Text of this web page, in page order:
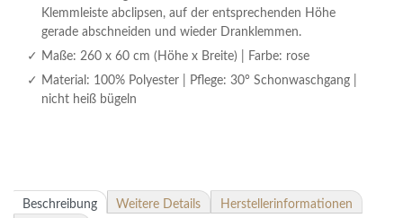
Klemmleiste abclipsen, auf der entsprechenden Höhe
gerade abschneiden und wieder Dranklemmen.
Maße: 260 x 60 cm (Höhe x Breite) | Farbe: rose
Material: 100% Polyester | Pflege: 30° Schonwaschgang |
nicht heiß bügeln
Beschreibung Weitere Details
Herstellerinformationen